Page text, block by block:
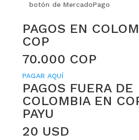
botón de MercadoPago
PAGOS EN
COP
70.000 COP
PAGAR AQUÍ
PAGOS FUERA DE
COLOMBIA EN
PAYU
20 USD